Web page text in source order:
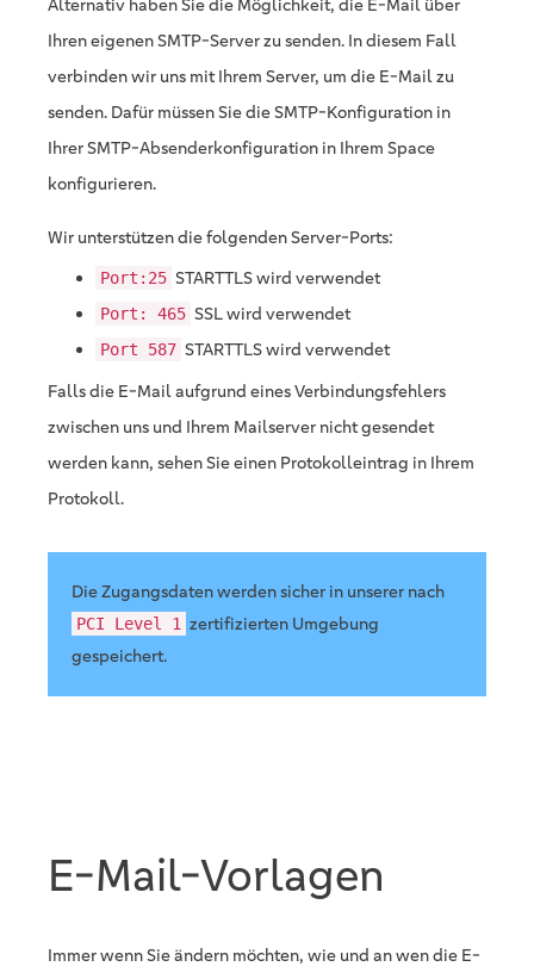
Alternativ haben Sie die Möglichkeit, die E-Mail über
Ihren eigenen SMTP-Server zu senden. In diesem Fall
verbinden wir uns mit Ihrem Server, um die E-Mail zu
senden. Dafür müssen Sie die SMTP-Konfiguration in
Ihrer SMTP-Absenderkonfiguration in Ihrem Space
konfigurieren.
Wir unterstützen die folgenden Server-Ports:
Port:25 STARTTLS wird verwendet
Port: 465 SSL wird verwendet
Port 587 STARTTLS wird verwendet
Falls die E-Mail aufgrund eines Verbindungsfehlers
zwischen uns und Ihrem Mailserver nicht gesendet
werden kann, sehen Sie einen Protokolleintrag in Ihrem
Protokoll.
Die Zugangsdaten werden sicher in unserer nach
PCI Level 1 zertifizierten Umgebung
gespeichert.
E-Mail-Vorlagen
Immer wenn Sie ändern möchten, wie und an wen die E-